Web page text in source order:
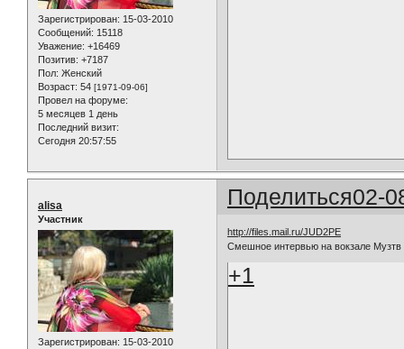
Зарегистрирован: 15-03-2010
Сообщений: 15118
Уважение: +16469
Позитив: +7187
Пол: Женский
Возраст: 54 [1971-09-06]
Провел на форуме:
5 месяцев 1 день
Последний визит:
Сегодня 20:57:55
Поделиться02-
alisa
Участник
Зарегистрирован: 15-03-2010
http://files.mail.ru/JUD2PE
Смешное интервью на вокзале Музтв
+1